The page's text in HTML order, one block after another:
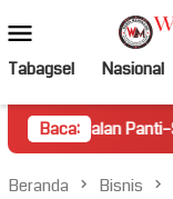
ke
kontenMobile
Tabagsel Nasional
Baca:
Panti–Simpang Empat
Beranda Bisnis